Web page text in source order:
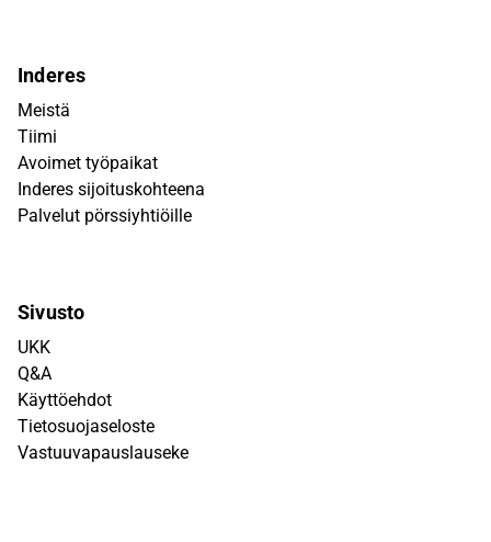
Inderes
Meistä
Tiimi
Avoimet työpaikat
Inderes sijoituskohteena
Palvelut pörssiyhtiöille
Sivusto
UKK
Q&A
Käyttöehdot
Tietosuojaseloste
Vastuuvapauslauseke